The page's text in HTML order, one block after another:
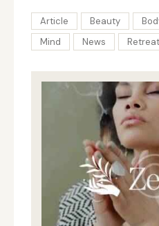
Article Beauty
Mind
News Retreat